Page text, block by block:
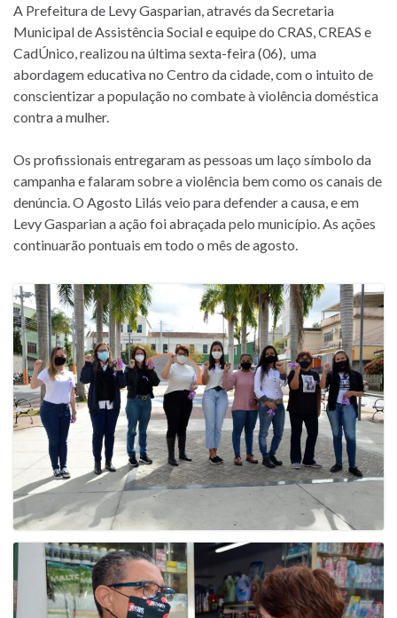
A Prefeitura de Levy Gasparian, através da Secretaria
Municipal de Assistência Social e equipe do CRAS, CREAS e
CadÚnico, realizou na última sexta-feira (06), uma
abordagem educativa no Centro da cidade, com o intuito de
conscientizar a população no combate à violência doméstica
contra a mulher.
Os profissionais entregaram as pessoas um laço símbolo da
campanha e falaram sobre a violência bem como os canais de
denúncia. O Agosto Lilás veio para defender a causa, e em
Levy Gasparian a ação foi abraçada pelo município. As ações
continuarão pontuais em todo o mês de agosto.